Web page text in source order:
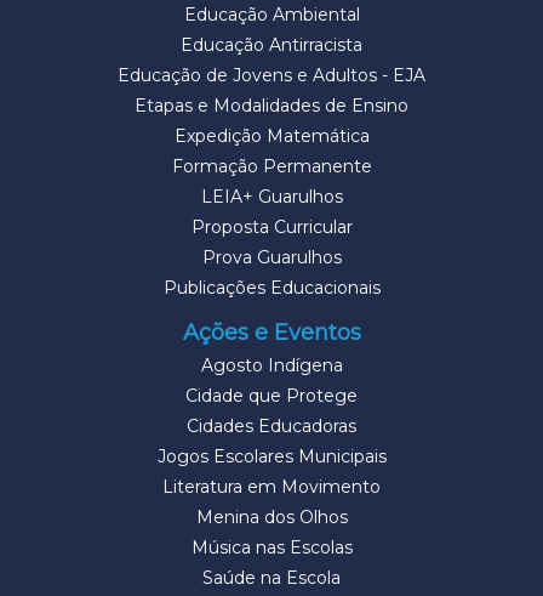
Educação Ambiental
Educação Antirracista
Educação de Jovens e Adultos - EJA
Etapas e Modalidades de Ensino
Expedição Matemática
Formação Permanente
LEIA+ Guarulhos
Proposta Curricular
Prova Guarulhos
Publicações Educacionais
Ações e Eventos
Agosto Indígena
Cidade que Protege
Cidades Educadoras
Jogos Escolares Municipais
Literatura em Movimento
Menina dos Olhos
Música nas Escolas
Saúde na Escola